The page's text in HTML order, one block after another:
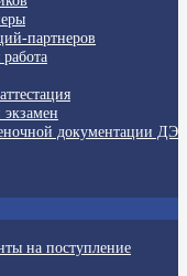
партнеров
документации ДЭ
на поступление